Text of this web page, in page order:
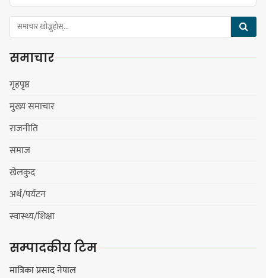
नेपाली काँग्रेस सभापति गगन थापालाई
सुनसरीका कार्यकर्ताको आग्रह
समाचार
गृहपृष्ठ
मुख्य समाचार
राजनीति
समाज
खेलकुद
अर्थ/पर्यटन
स्वास्थ्य/शिक्षा
सम्पादकीय टिम
मात्रिका प्रसाद नेपाल